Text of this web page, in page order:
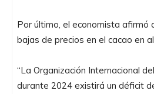
Por último, el economista afirmó
bajas de precios en el cacao en
“La Organización Internacional
durante 2024 existirá un déficit